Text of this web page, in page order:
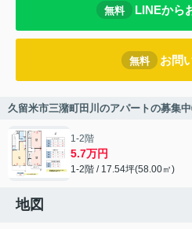
無料 LINEから
無料 お問
久留米市三潴町田川のアパートの募集
1-2階
5.7万円
1-2階 / 17.54坪(58.00㎡)
地図